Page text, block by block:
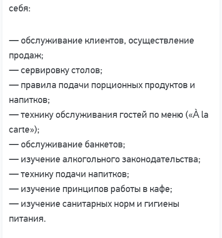
себя:
— обслуживание клиентов, осуществление
продаж;
— сервировку столов;
— правила подачи порционных продуктов и
напитков;
— технику обслуживания гостей по меню («À la
carte»);
— обслуживание банкетов;
— изучение алкогольного законодательства;
— технику подачи напитков;
— изучение принципов работы в кафе;
— изучение санитарных норм и гигиены
питания.